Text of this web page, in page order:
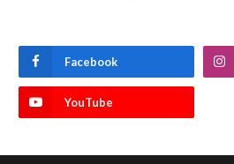
Facebook
YouTube